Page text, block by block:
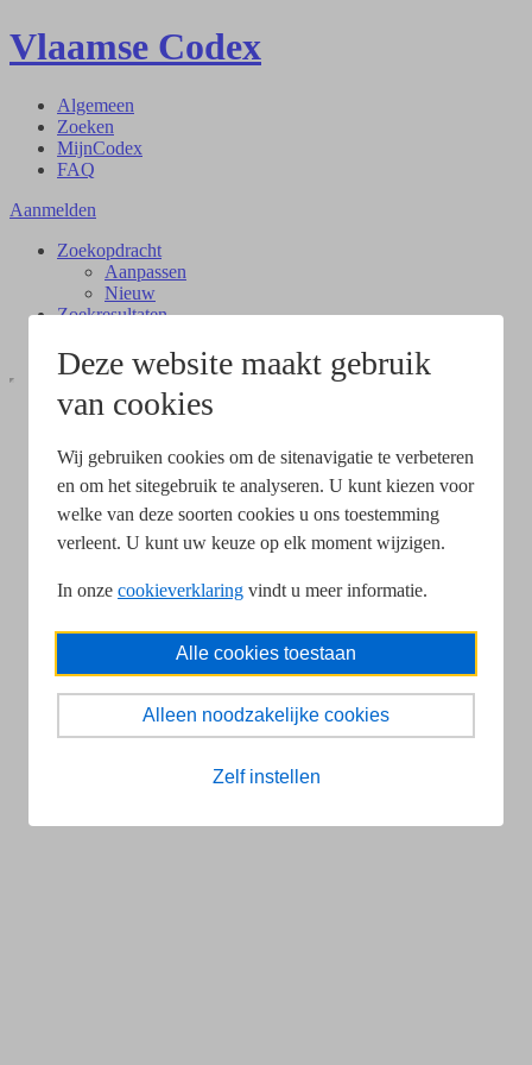
Deze website maakt gebruik
van cookies
Wij gebruiken cookies om de sitenavigatie te verbeteren
en om het sitegebruik te analyseren. U kunt kiezen voor
welke van deze soorten cookies u ons toestemming
verleent. U kunt uw keuze op elk moment wijzigen.
In onze cookieverklaring vindt u meer informatie.
Alle cookies toestaan
Alleen noodzakelijke cookies
Zelf instellen
Vlaamse Codex
Algemeen
Zoeken
MijnCodex
FAQ
Aanmelden
Zoekopdracht
Aanpassen
Nieuw
Zoekresultaten